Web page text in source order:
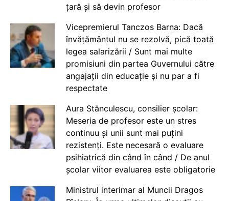
țară și să devin profesor
Vicepremierul Tanczos Barna: Dacă
învățământul nu se rezolvă, pică toată
legea salarizării / Sunt mai multe
promisiuni din partea Guvernului către
angajații din educație și nu par a fi
respectate
Aura Stănculescu, consilier școlar:
Meseria de profesor este un stres
continuu și unii sunt mai puțini
rezistenți. Este necesară o evaluare
psihiatrică din când în când / De anul
școlar viitor evaluarea este obligatorie
Ministrul interimar al Muncii Dragos